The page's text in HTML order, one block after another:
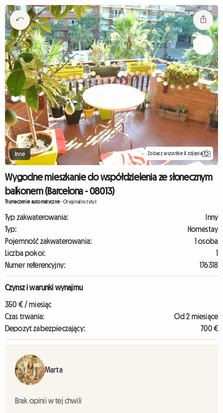
Inne Zobacz wszystkie 4 zdjęcia
Wygodne mieszkanie do współdzielenia ze słonecznym
balkonem (Barcelona - 08013)
Tłumaczenie automatyczne-Oryginalny tytuł
Typ zakwaterowania:
Inny
Typ:
Homestay
Pojemność zakwaterowania:
1 osoba
Liczba pokoi:
1
Numer referencyjny:
176318
Czynsz i warunki wynajmu
350 € / miesiąc
Czas trwania:
Od 2 miesiące
Depozyt zabezpieczający:
700 €
Marta
Brak opinii w tej chwili